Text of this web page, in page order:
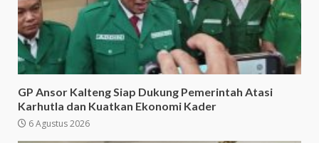
GP Ansor Kalteng Siap Dukung Pemerintah Atasi
Karhutla dan Kuatkan Ekonomi Kader
6 Agustus 2026